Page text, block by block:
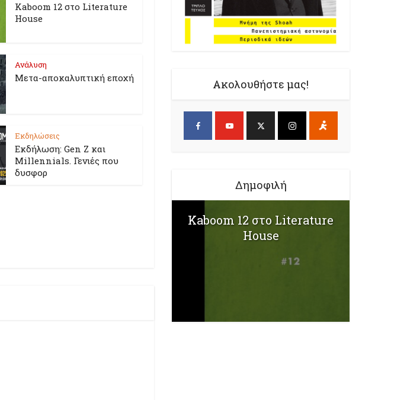
Kaboom 12 στο Literature
House
Ανάλυση
Μετα-αποκαλυπτική εποχή
Εκδηλώσεις
Εκδήλωση: Gen Z και
Millennials. Γενιές που
δυσφορ
Ακολουθήστε μας!
Δημοφιλή
Kaboom 12 στο Literature
House